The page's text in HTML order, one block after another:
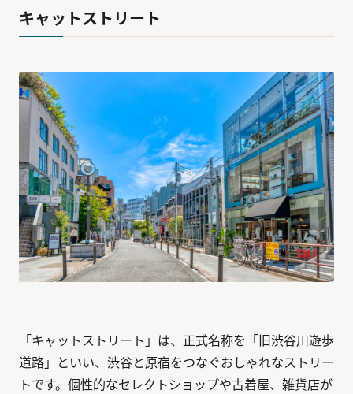
キャットストリート
「キャットストリート」は、正式名称を「旧渋谷川遊歩
道路」といい、渋谷と原宿をつなぐおしゃれなストリー
トです。個性的なセレクトショップや古着屋、雑貨店が